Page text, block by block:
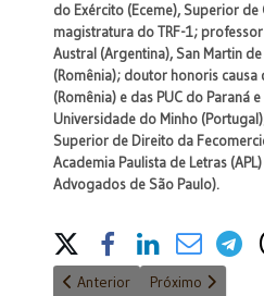
do Exército (Eceme), Superior de
magistratura do TRF-1;
Austral (Argentina), San Martin
(Romênia); doutor honoris
(Romênia) e das PUC do Paraná
Universidade do Minho
Superior de Direito da
Academia Paulista de Letras
Advogados de São Paulo).
Share on Social
Artigo anterior: Quando a
Anterior Próximo artigo:
Próximo